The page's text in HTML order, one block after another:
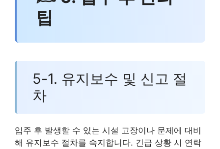
팁
5-1. 유지보수 및 신고 절
차
입주 후 발생할 수 있는 시설 고장이나 문제에 대비
해 유지보수 절차를 숙지합니다. 긴급 상황 시 연락